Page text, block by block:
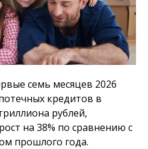
семь месяцев 2026
кредитов в
рублей,
на 38% по сравнению с
прошлого года.